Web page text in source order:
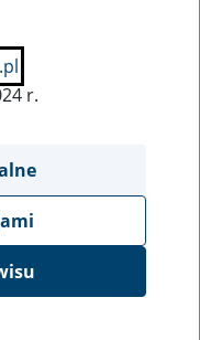
Kółek Rolnicych w
r.